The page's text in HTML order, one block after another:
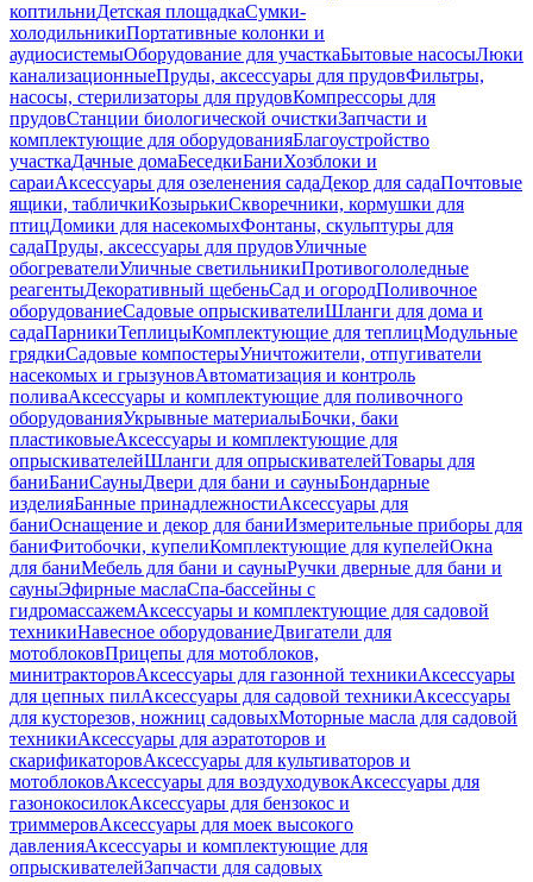
коптильниДетская площадкаСумки-
холодильникиПортативные колонки и
аудиосистемыОборудование для участкаБытовые насосыЛюки
канализационныеПруды, аксессуары для прудовФильтры,
насосы, стерилизаторы для прудовКомпрессоры для
прудовСтанции биологической очисткиЗапчасти и
комплектующие для оборудованияБлагоустройство
участкаДачные домаБеседкиБаниХозблоки и
сараиАксессуары для озеленения садаДекор для садаПочтовые
ящики, табличкиКозырькиСкворечники, кормушки для
птицДомики для насекомыхФонтаны, скульптуры для
садаПруды, аксессуары для прудовУличные
обогревателиУличные светильникиПротивогололедные
реагентыДекоративный щебеньСад и огородПоливочное
оборудованиеСадовые опрыскивателиШланги для дома и
садаПарникиТеплицыКомплектующие для теплицМодульные
грядкиСадовые компостерыУничтожители, отпугиватели
насекомых и грызуновАвтоматизация и контроль
поливаАксессуары и комплектующие для поливочного
оборудованияУкрывные материалыБочки, баки
пластиковыеАксессуары и комплектующие для
опрыскивателейШланги для опрыскивателейТовары для
баниБаниСауныДвери для бани и сауныБондарные
изделияБанные принадлежностиАксессуары для
баниОснащение и декор для баниИзмерительные приборы для
баниФитобочки, купелиКомплектующие для купелейОкна
для баниМебель для бани и сауныРучки дверные для бани и
сауныЭфирные маслаСпа-бассейны с
гидромассажемАксессуары и комплектующие для садовой
техникиНавесное оборудованиеДвигатели для
мотоблоковПрицепы для мотоблоков,
минитракторовАксессуары для газонной техникиАксессуары
для цепных пилАксессуары для садовой техникиАксессуары
для кусторезов, ножниц садовыхМоторные масла для садовой
техникиАксессуары для аэратоторов и
скарификаторовАксессуары для культиваторов и
мотоблоковАксессуары для воздуходувокАксессуары для
газонокосилокАксессуары для бензокос и
триммеровАксессуары для моек высокого
давленияАксессуары и комплектующие для
опрыскивателейЗапчасти для садовых